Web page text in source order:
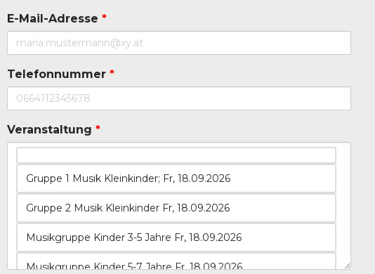
E-Mail-Adresse *
Telefonnummer *
Veranstaltung *